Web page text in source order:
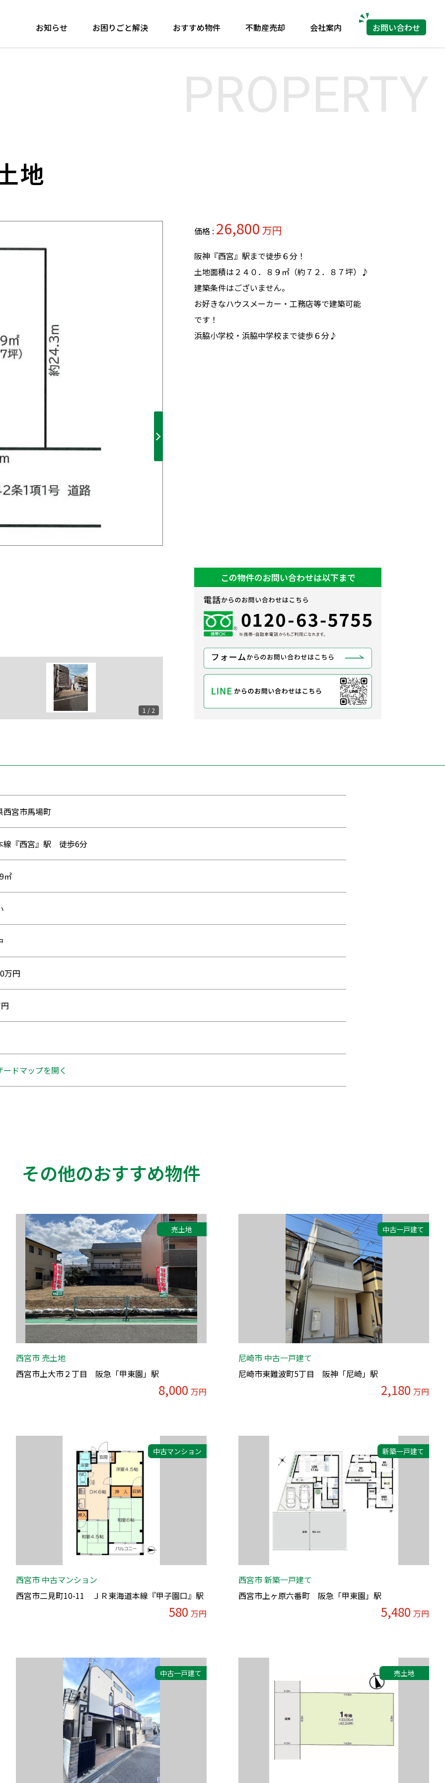
お知らせ お困りごと解決 おすすめ物件 不動産売却 会社案内 お問い合わせ
PROPERTY
地
1 / 2
価格 : 26,800 万円
阪神『西宮』駅まで徒歩６分！
土地面積は２４０．８９㎡（約７２．８７坪）♪
建築条件はございません。
お好きなハウスメーカー・工務店等で建築可能
です！
浜脇小学校・浜脇中学校まで徒歩６分♪
この物件のお問い合わせは以下まで
西宮市馬場町
線『西宮』駅 徒歩6分
㎡
万円
ドマップを開く
その他のおすすめ物件
売土地
西宮市 売土地
西宮市上大市２丁目 阪急「甲東園」駅
8,000 万円
中古一戸建て
尼崎市 中古一戸建て
尼崎市東難波町5丁目 阪神「尼崎」駅
2,180 万円
中古マンション
西宮市 中古マンション
西宮市二見町10-11 ＪＲ東海道本線『甲子園口』駅
580 万円
新築一戸建て
西宮市 新築一戸建て
西宮市上ヶ原六番町 阪急「甲東園」駅
5,480 万円
中古一戸建て 売土地